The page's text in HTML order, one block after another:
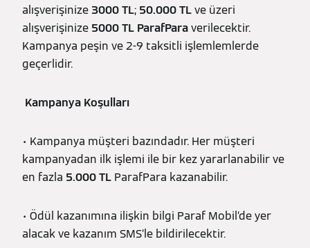
alışverişinize 3000 TL; 50.000 TLve üzeri
alışverişinize 5000 TL ParafParaverilecektir.
Kampanya peşin ve 2-9 taksitli işlemlemlerde
geçerlidir.
Kampanya Koşulları
• Kampanya müşteri bazındadır. Her müşteri
kampanyadan ilk işlemi ile bir kez yararlanabilir ve
en fazla 5.000 TL ParafPara kazanabilir.
• Ödül kazanımına ilişkin bilgi Paraf Mobil’de yer
alacak ve kazanım SMS’le bildirilecektir.